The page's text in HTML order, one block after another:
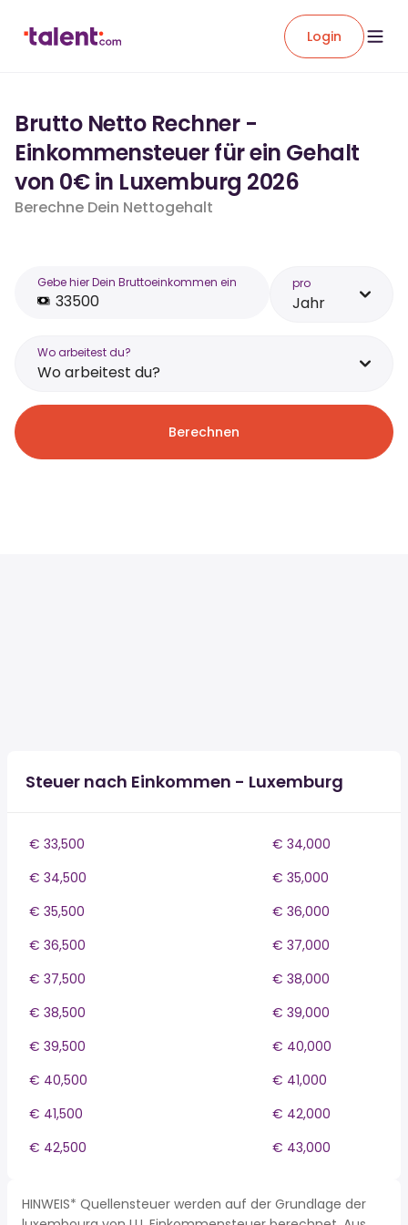
Login
Brutto Netto Rechner -
Einkommensteuer für ein Gehalt
von 0€ in Luxemburg 2026
Berechne Dein Nettogehalt
Gebe hier Dein Bruttoeinkommen ein pro
Jahr
Wo arbeitest du?
Wo arbeitest du?
Berechnen
Steuer nach Einkommen - Luxemburg
€ 33,500
€ 34,000
€ 34,500
€ 35,000
€ 35,500
€ 36,000
€ 36,500
€ 37,000
€ 37,500
€ 38,000
€ 38,500
€ 39,000
€ 39,500
€ 40,000
€ 40,500
€ 41,000
€ 41,500
€ 42,000
€ 42,500
€ 43,000
HINWEIS* Quellensteuer werden auf der Grundlage der